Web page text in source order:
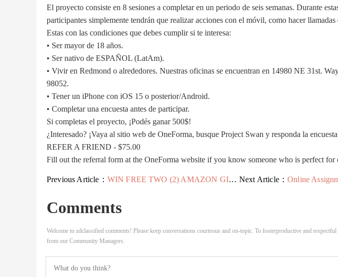
El proyecto consiste en 8 sesiones a completar en un periodo de seis semanas. Durante
participantes simplemente tendrán que realizar acciones con el móvil, como hacer llamadas
Estas con las condiciones que debes cumplir si te interesa:
• Ser mayor de 18 años.
• Ser nativo de ESPAÑOL (LatAm).
• Vivir en Redmond o alrededores. Nuestras oficinas se encuentran en 14980 NE 31st.
98052.
• Tener un iPhone con iOS 15 o posterior/Android.
• Completar una encuesta antes de participar.
Si completas el proyecto, ¡Podés ganar 500$!
¿Interesado? ¡Vaya al sitio web de OneForma, busque Project Swan y responda la
REFER A FRIEND - $75.00
Fill out the referral form at the OneForma website if you know someone who is perfect
Previous Article： WIN FREE TWO (2) AMAZON GIFT CARDS WORTH THE VALUE OF $500 Next Article：Online
Comments
Welcome to zdclassified comments! Please keep conversations courteous and on-topic. To fosterproductive and
from our Community Managers.